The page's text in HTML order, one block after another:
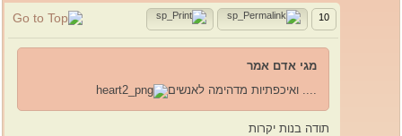
10
מגי אדם אמר
.... ואיכפתיות מדהימה לאנשים
תודה בנות יקרות